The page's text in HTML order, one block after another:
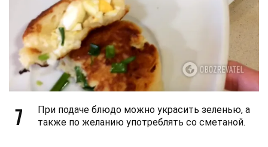
7
При подаче блюдо можно украсить зеленью, а
также по желанию употреблять со сметаной.